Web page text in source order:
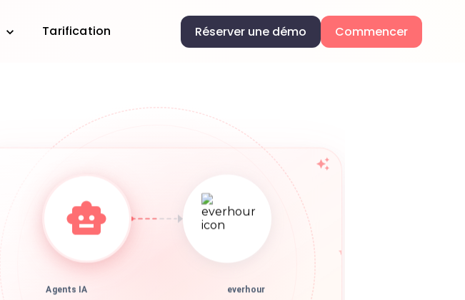
Tarification Réserver une démo Commencer
Agents IA everhour